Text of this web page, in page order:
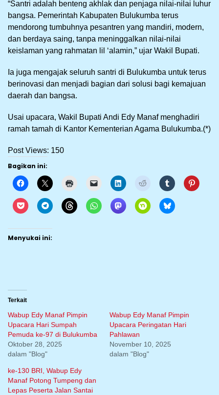
“Santri adalah benteng akhlak dan penjaga nilai-nilai luhur
bangsa. Pemerintah Kabupaten Bulukumba terus
mendorong tumbuhnya pesantren yang mandiri, modern,
dan berdaya saing, tanpa meninggalkan nilai-nilai
keislaman yang rahmatan lil ‘alamin,” ujar Wakil Bupati.
Ia juga mengajak seluruh santri di Bulukumba untuk terus
berinovasi dan menjadi bagian dari solusi bagi kemajuan
daerah dan bangsa.
Usai upacara, Wakil Bupati Andi Edy Manaf menghadiri
ramah tamah di Kantor Kementerian Agama Bulukumba.(*)
Post Views: 150
Bagikan ini:
Menyukai ini:
Terkait
Wabup Edy Manaf Pimpin
Upacara Hari Sumpah
Pemuda ke-97 di Bulukumba
Oktober 28, 2025
dalam "Blog"
Wabup Edy Manaf Pimpin
Upacara Peringatan Hari
Pahlawan
November 10, 2025
dalam "Blog"
ke-130 BRI, Wabup Edy
Manaf Potong Tumpeng dan
Lepas Peserta Jalan Santai